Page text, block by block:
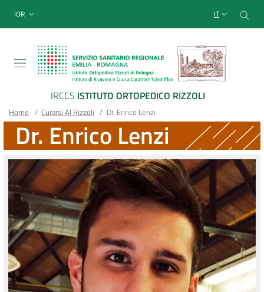
Sito Web Istituto
menu top-bar
IOR IT
IRCCS ISTITUTO ORTOPEDICO RIZZOLI
Main container
Briciole
di
pane
Home / Curarsi Al Rizzoli / Dr. Enrico Lenzi
Dr. Enrico Lenzi